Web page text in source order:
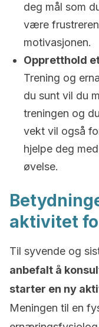
deg mål som
være
motivasjonen.
Oppretthold
Trening og
du sunt vil du
treningen og
vekt vil også
hjelpe deg
øvelse.
aktivitet
Til syvende og
anbefalt å
starter en ny
Meningen til en